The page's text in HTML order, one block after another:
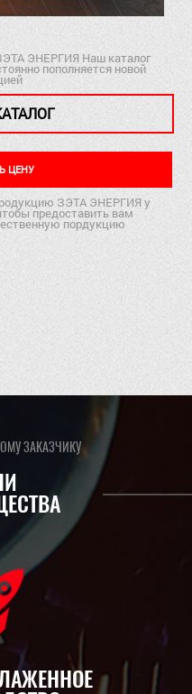
ЭНЕРГИЯ Наш каталог
пополняется новой
ЦЕНУ
ЗЭТА ЭНЕРГИЯ у
предоставить вам
пордукцию
ЗАКАЗЧИКУ